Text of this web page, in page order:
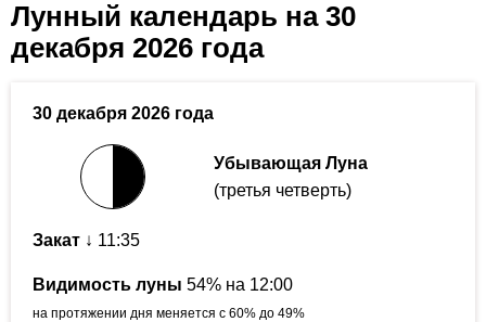
Лунный календарь на 30
декабря 2026 года
30 декабря 2026 года
Убывающая Луна
(третья четверть)
Закат ↓ 11:35
Видимость луны 54% на 12:00
на протяжении дня меняется с 60% до 49%